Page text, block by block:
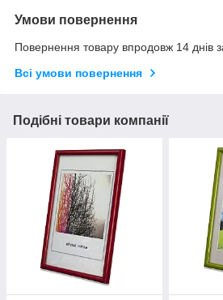
Умови повернення
Повернення товару впродовж 14 днів
Всі умови повернення
Подібні товари компанії